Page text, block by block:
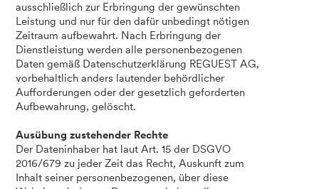
ausschließlich zur Erbringung der gewünschten
Leistung und nur für den dafür unbedingt nötigen
Zeitraum aufbewahrt. Nach Erbringung der
Dienstleistung werden alle personenbezogenen
Daten gemäß Datenschutzerklärung REGUEST AG,
vorbehaltlich anders lautender behördlicher
Aufforderungen oder der gesetzlich geforderten
Aufbewahrung, gelöscht.
Ausübung zustehender Rechte
Der Dateninhaber hat laut Art. 15 der DSGVO
2016/679 zu jeder Zeit das Recht, Auskunft zum
Inhalt seiner personenbezogenen, über diese